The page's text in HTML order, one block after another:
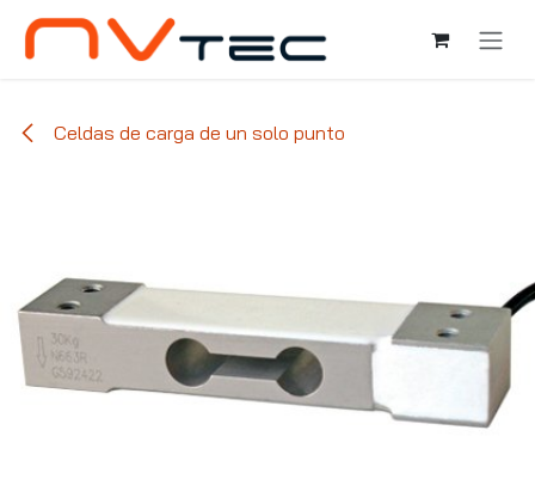
Ir al contenido
Celdas de carga de un solo punto